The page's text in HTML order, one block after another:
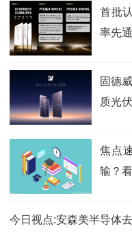
首批
率先
固德
质光
焦点
输？
今日视点:安森美半导体